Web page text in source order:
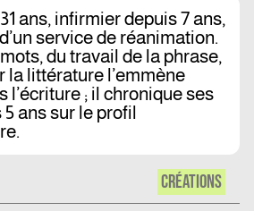
ans, infirmier depuis 7 ans,
service de réanimation.
du travail de la phrase,
la littérature l’emmène
l’écriture ; il chronique ses
ans sur le profil
CRÉATIONS